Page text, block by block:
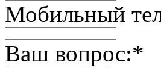
Мобильный
Ваш вопрос:*